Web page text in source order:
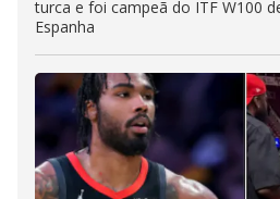
turca e foi campeã do ITF W100
Espanha